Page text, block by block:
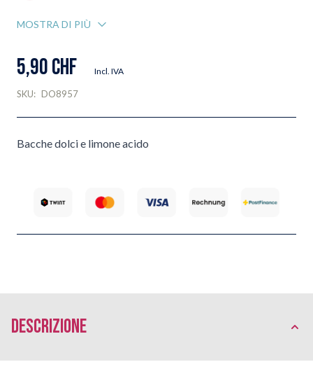
MOSTRA DI PIÙ
5,90 CHF Incl. IVA
SKU: DO8957
Bacche dolci e limone acido
Descrizione